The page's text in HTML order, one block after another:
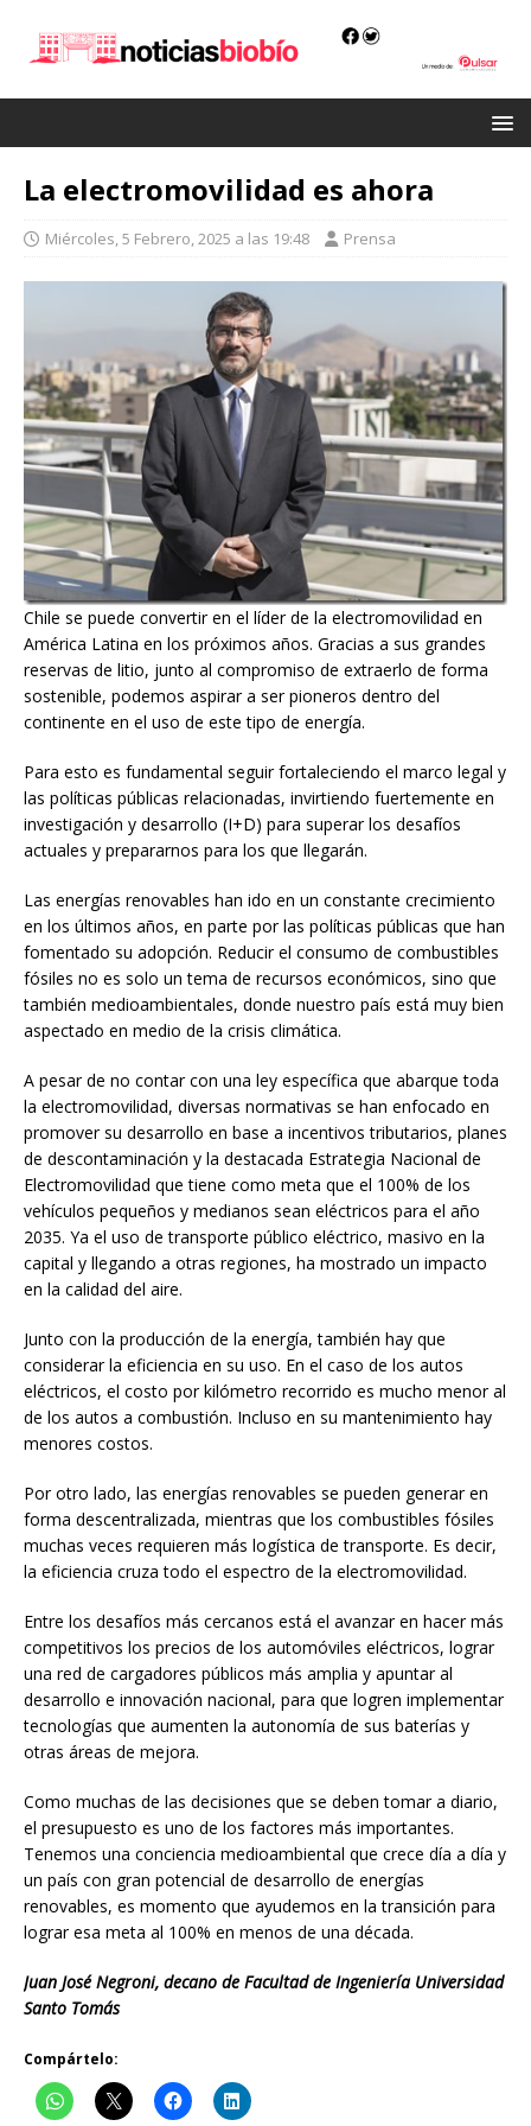
La electromovilidad es ahora
Miércoles, 5 Febrero, 2025 a las 19:48 Prensa
Chile se puede convertir en el líder de la electromovilidad en
América Latina en los próximos años. Gracias a sus grandes
reservas de litio, junto al compromiso de extraerlo de forma
sostenible, podemos aspirar a ser pioneros dentro del
continente en el uso de este tipo de energía.
Para esto es fundamental seguir fortaleciendo el marco legal y
las políticas públicas relacionadas, invirtiendo fuertemente en
investigación y desarrollo (I+D) para superar los desafíos
actuales y prepararnos para los que llegarán.
Las energías renovables han ido en un constante crecimiento
en los últimos años, en parte por las políticas públicas que han
fomentado su adopción. Reducir el consumo de combustibles
fósiles no es solo un tema de recursos económicos, sino que
también medioambientales, donde nuestro país está muy bien
aspectado en medio de la crisis climática.
A pesar de no contar con una ley específica que abarque toda
la electromovilidad, diversas normativas se han enfocado en
promover su desarrollo en base a incentivos tributarios, planes
de descontaminación y la destacada Estrategia Nacional de
Electromovilidad que tiene como meta que el 100% de los
vehículos pequeños y medianos sean eléctricos para el año
2035. Ya el uso de transporte público eléctrico, masivo en la
capital y llegando a otras regiones, ha mostrado un impacto
en la calidad del aire.
Junto con la producción de la energía, también hay que
considerar la eficiencia en su uso. En el caso de los autos
eléctricos, el costo por kilómetro recorrido es mucho menor al
de los autos a combustión. Incluso en su mantenimiento hay
menores costos.
Por otro lado, las energías renovables se pueden generar en
forma descentralizada, mientras que los combustibles fósiles
muchas veces requieren más logística de transporte. Es decir,
la eficiencia cruza todo el espectro de la electromovilidad.
Entre los desafíos más cercanos está el avanzar en hacer más
competitivos los precios de los automóviles eléctricos, lograr
una red de cargadores públicos más amplia y apuntar al
desarrollo e innovación nacional, para que logren implementar
tecnologías que aumenten la autonomía de sus baterías y
otras áreas de mejora.
Como muchas de las decisiones que se deben tomar a diario,
el presupuesto es uno de los factores más importantes.
Tenemos una conciencia medioambiental que crece día a día y
un país con gran potencial de desarrollo de energías
renovables, es momento que ayudemos en la transición para
lograr esa meta al 100% en menos de una década.
Juan José Negroni, decano de Facultad de Ingeniería Universidad
Santo Tomás
Compártelo: